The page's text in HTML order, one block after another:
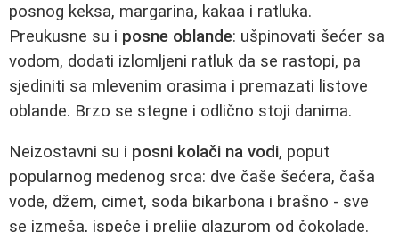
posnog keksa, margarina, kakaa i ratluka.
Preukusne su i posne oblande: ušpinovati šećer sa
vodom, dodati izlomljeni ratluk da se rastopi, pa
sjediniti sa mlevenim orasima i premazati listove
oblande. Brzo se stegne i odlično stoji danima.
Neizostavni su i posni kolači na vodi, poput
popularnog medenog srca: dve čaše šećera, čaša
vode, džem, cimet, soda bikarbona i brašno - sve
se izmeša, ispeče i prelije glazurom od čokolade.